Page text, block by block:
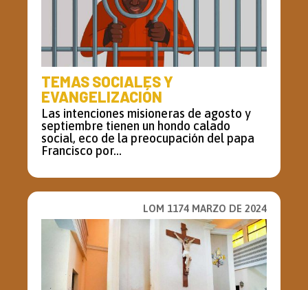
TEMAS SOCIALES Y
EVANGELIZACIÓN
Las intenciones misioneras de agosto y
septiembre tienen un hondo calado
social, eco de la preocupación del papa
Francisco por...
LOM 1174 MARZO DE 2024